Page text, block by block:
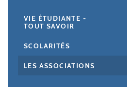
VIE ÉTUDIANTE -
TOUT SAVOIR
SCOLARITÉS
LES ASSOCIATIONS